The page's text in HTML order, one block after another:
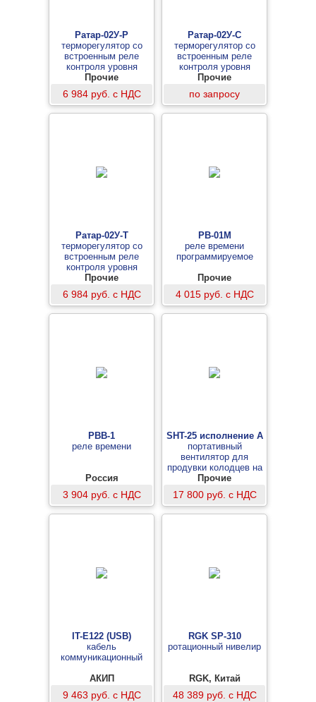
Ратар-02У-Р
терморегулятор со
встроенным реле
контроля уровня
Прочие
6 984 руб. с НДС
Ратар-02У-С
терморегулятор со
встроенным реле
контроля уровня
Прочие
по запросу
Ратар-02У-Т
терморегулятор со
встроенным реле
контроля уровня
Прочие
6 984 руб. с НДС
РВ-01М
реле времени
программируемое
Прочие
4 015 руб. с НДС
РВВ-1
реле времени
Россия
3 904 руб. с НДС
SHT-25 исполнение А
портативный
вентилятор для
продувки колодцев на
регулируемой стойке
Прочие
17 800 руб. с НДС
IT-E122 (USB)
кабель
коммуникационный
АКИП
9 463 руб. с НДС
RGK SP-310
ротационный нивелир
RGK, Китай
48 389 руб. с НДС